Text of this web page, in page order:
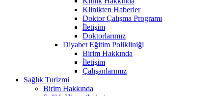
Klinikten Haberler
Doktor Çalışma Programı
İletişim
Doktorlarımız
Diyabet Eğitim Polikliniği
Birim Hakkında
İletişim
Çalışanlarımız
Sağlık Turizmi
Birim Hakkında